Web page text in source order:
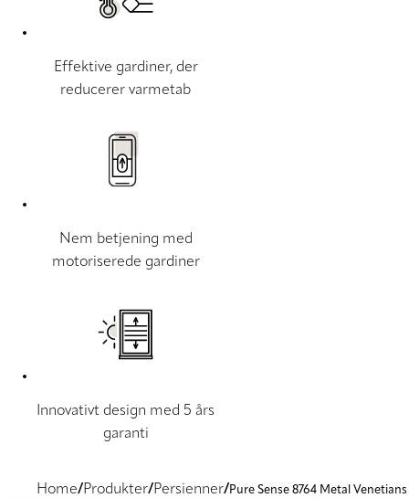
Effektive gardiner, der
reducerer varmetab
Nem betjening med
motoriserede gardiner
Innovativt design med 5 års
garanti
Home Produkter Persienner Pure Sense 8764 Metal Venetians